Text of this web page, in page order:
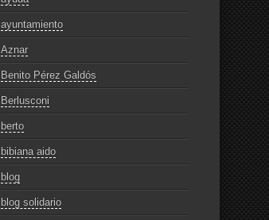
ayuntamiento
Aznar
Benito Pérez Galdós
Berlusconi
berto
bibiana aido
blog
blog solidario